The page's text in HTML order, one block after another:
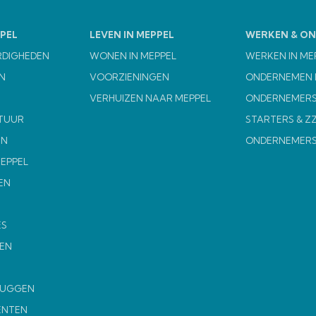
LEVEN IN MEPPEL
WONEN IN MEPPEL
VOORZIENINGEN
VERHUIZEN NAAR MEPPEL
WERKEN &
WERKEN IN
ONDERNEMEN
STARTERS &